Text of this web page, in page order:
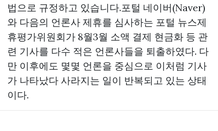
법으로 규정하고 있습니다.포털 네이버(Naver)
와 다음의 언론사 제휴를 심사하는 포털 뉴스제
휴평가위원회가 8월3월 소액 결제 현금화 등 관
련 기사를 다수 적은 언론사들을 퇴출하였다. 다
만 이후에도 몇몇 언론을 중심으로 이처럼 기사
가 나타났다 사라지는 일이 반복되고 있는 상태
이다.